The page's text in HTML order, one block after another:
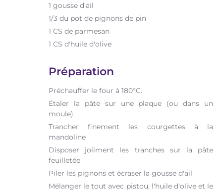
1 gousse d'ail
1/3 du pot de pignons de pin
1 CS de parmesan
1 CS d'huile d'olive
Préparation
Préchauffer le four à 180°C.
Étaler la pâte sur une plaque (ou dans un
moule)
Trancher finement les courgettes à la
mandoline
Disposer joliment les tranches sur la pâte
feuilletée
Piler les pignons et écraser la gousse d'ail
Mélanger le tout avec pistou, l'huile d'olive et le